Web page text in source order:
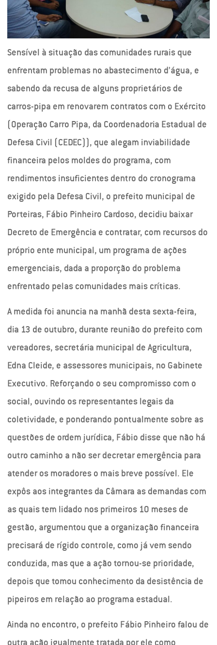
Sensível à situação das comunidades rurais que
enfrentam problemas no abastecimento d’água, e
sabendo da recusa de alguns proprietários de
carros-pipa em renovarem contratos com o Exército
(Operação Carro Pipa, da Coordenadoria Estadual de
Defesa Civil (CEDEC)), que alegam inviabilidade
financeira pelos moldes do programa, com
rendimentos insuficientes dentro do cronograma
exigido pela Defesa Civil, o prefeito municipal de
Porteiras, Fábio Pinheiro Cardoso, decidiu baixar
Decreto de Emergência e contratar, com recursos do
próprio ente municipal, um programa de ações
emergenciais, dada a proporção do problema
enfrentado pelas comunidades mais críticas.
A medida foi anuncia na manhã desta sexta-feira,
dia 13 de outubro, durante reunião do prefeito com
vereadores, secretária municipal de Agricultura,
Edna Cleide, e assessores municipais, no Gabinete
Executivo. Reforçando o seu compromisso com o
social, ouvindo os representantes legais da
coletividade, e ponderando pontualmente sobre as
questões de ordem jurídica, Fábio disse que não há
outro caminho a não ser decretar emergência para
atender os moradores o mais breve possível. Ele
expôs aos integrantes da Câmara as demandas com
as quais tem lidado nos primeiros 10 meses de
gestão, argumentou que a organização financeira
precisará de rígido controle, como já vem sendo
conduzida, mas que a ação tornou-se prioridade,
depois que tomou conhecimento da desistência de
pipeiros em relação ao programa estadual.
Ainda no encontro, o prefeito Fábio Pinheiro falou de
outra ação igualmente tratada por ele como